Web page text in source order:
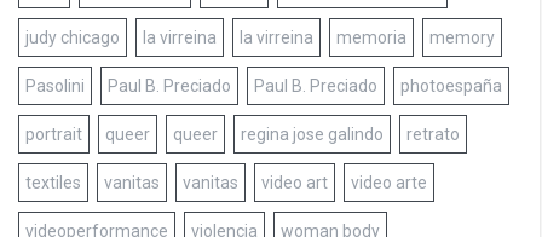
judy chicago la virreina la virreina memoria memory
Pasolini Paul B. Preciado Paul B. Preciado photoespaña
portrait queer queer regina jose galindo retrato
textiles vanitas vanitas video art video arte
videoperformance violencia woman body